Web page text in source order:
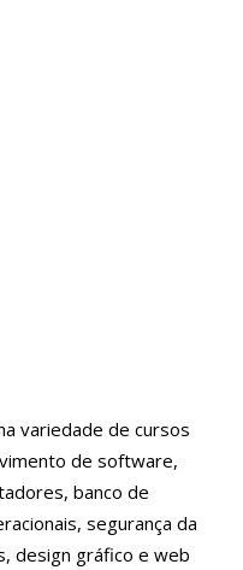
variedade de cursos
de software,
banco de
segurança da
design gráfico e web